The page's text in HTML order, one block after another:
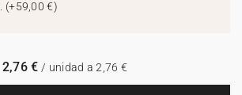
(+59,00 €)
2,76 € / unidad a 2,76 €